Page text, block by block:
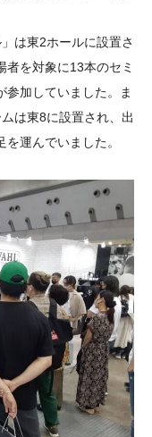
は東2ホールに設置さ
を対象に13本のセミ
参加していました。ま
は東8に設置され、出
運んでいました。